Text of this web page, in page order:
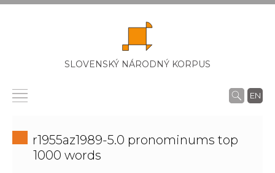
SLOVENSKÝ NÁRODNÝ KORPUS
EN
r1955az1989-5.0 pronominums top
1000 words